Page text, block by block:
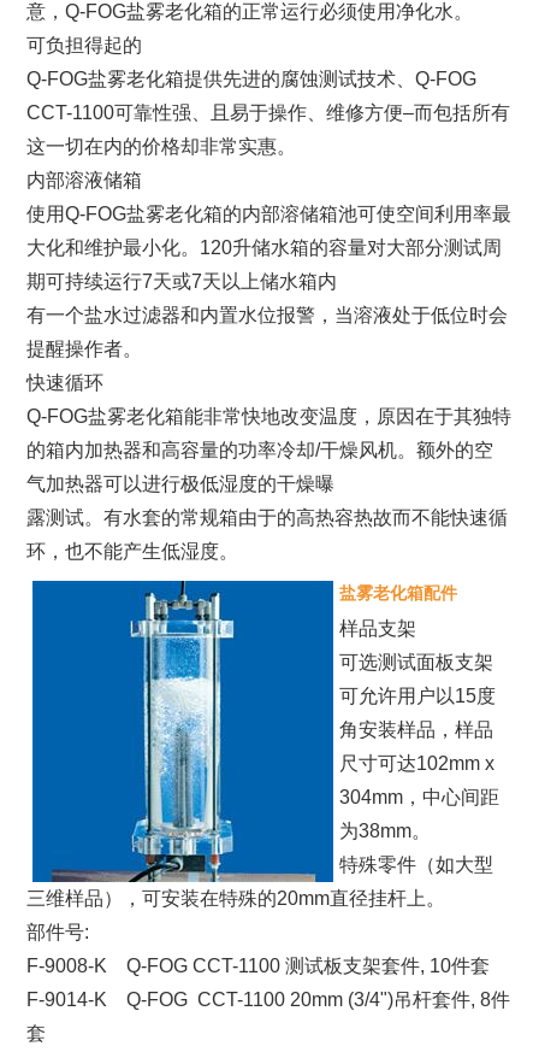
意，Q-FOG盐雾老化箱的正常运行必须使用净化水。
可负担得起的
Q-FOG盐雾老化箱提供先进的腐蚀测试技术、Q-FOG
CCT-1100可靠性强、且易于操作、维修方便–而包括所有
这一切在内的价格却非常实惠。
内部溶液储箱
使用Q-FOG盐雾老化箱的内部溶储箱池可使空间利用率最
大化和维护最小化。120升储水箱的容量对大部分测试周
期可持续运行7天或7天以上储水箱内
有一个盐水过滤器和内置水位报警，当溶液处于低位时会
提醒操作者。
快速循环
Q-FOG盐雾老化箱能非常快地改变温度，原因在于其独特
的箱内加热器和高容量的功率冷却/干燥风机。额外的空
气加热器可以进行极低湿度的干燥曝
露测试。有水套的常规箱由于的高热容热故而不能快速循
环，也不能产生低湿度。
盐雾老化箱配件
样品支架
可选测试面板支架
可允许用户以15度
角安装样品，样品
尺寸可达102mm x
304mm，中心间距
为38mm。
特殊零件（如大型
三维样品），可安装在特殊的20mm直径挂杆上。
部件号:
F-9008-K Q-FOG CCT-1100 测试板支架套件, 10件套
F-9014-K Q-FOG CCT-1100 20mm (3/4")吊杆套件, 8件
套